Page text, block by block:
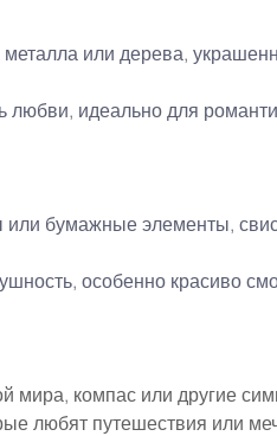
металла или дерева,
идеально для
или бумажные элементы,
особенно красиво
мира, компас или другие
любят путешествия или